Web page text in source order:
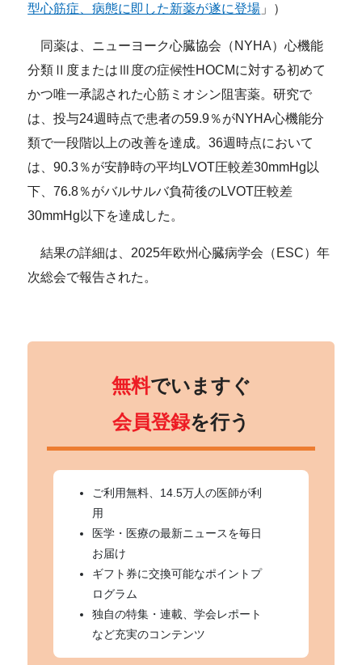
型心筋症、病態に即した新薬が遂に登場 」）
同薬は、ニューヨーク心臓協会（NYHA）心機能
分類Ⅱ度またはⅢ度の症候性HOCMに対する初めて
かつ唯一承認された心筋ミオシン阻害薬。研究で
は、投与24週時点で患者の59.9％がNYHA心機能分
類で一段階以上の改善を達成。36週時点において
は、90.3％が安静時の平均LVOT圧較差30mmHg以
下、76.8％がバルサルバ負荷後のLVOT圧較差
30mmHg以下を達成した。
結果の詳細は、2025年欧州心臓病学会（ESC）年
次総会で報告された。
無料でいますぐ
会員登録を行う
ご利用無料、14.5万人の医師が利
用
医学・医療の最新ニュースを毎日
お届け
ギフト券に交換可能なポイントプ
ログラム
独自の特集・連載、学会レポート
など充実のコンテンツ